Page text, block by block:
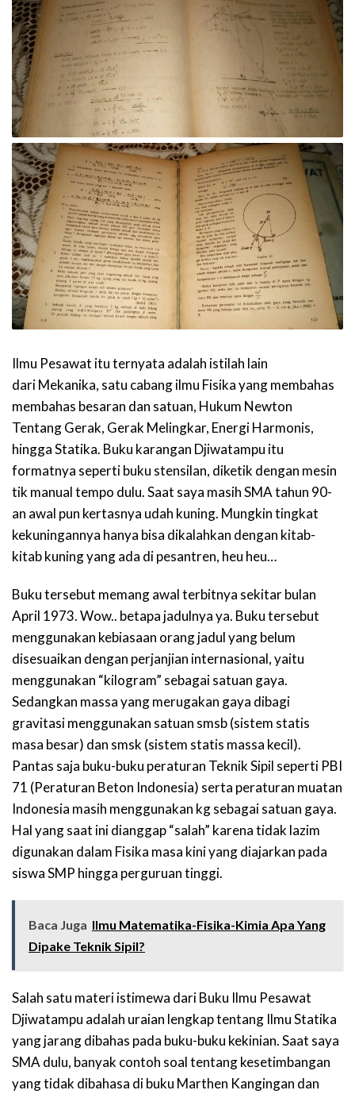
Ilmu Pesawat itu ternyata adalah istilah lain
dari Mekanika, satu cabang ilmu Fisika yang membahas
membahas besaran dan satuan, Hukum Newton
Tentang Gerak, Gerak Melingkar, Energi Harmonis,
hingga Statika. Buku karangan Djiwatampu itu
formatnya seperti buku stensilan, diketik dengan mesin
tik manual tempo dulu. Saat saya masih SMA tahun 90-
an awal pun kertasnya udah kuning. Mungkin tingkat
kekuningannya hanya bisa dikalahkan dengan kitab-
kitab kuning yang ada di pesantren, heu heu…
Buku tersebut memang awal terbitnya sekitar bulan
April 1973. Wow.. betapa jadulnya ya. Buku tersebut
menggunakan kebiasaan orang jadul yang belum
disesuaikan dengan perjanjian internasional, yaitu
menggunakan “kilogram” sebagai satuan gaya.
Sedangkan massa yang merugakan gaya dibagi
gravitasi menggunakan satuan smsb (sistem statis
masa besar) dan smsk (sistem statis massa kecil).
Pantas saja buku-buku peraturan Teknik Sipil seperti PBI
71 (Peraturan Beton Indonesia) serta peraturan muatan
Indonesia masih menggunakan kg sebagai satuan gaya.
Hal yang saat ini dianggap “salah” karena tidak lazim
digunakan dalam Fisika masa kini yang diajarkan pada
siswa SMP hingga perguruan tinggi.
Baca Juga Ilmu Matematika-Fisika-Kimia Apa Yang
Dipake Teknik Sipil?
Salah satu materi istimewa dari Buku Ilmu Pesawat
Djiwatampu adalah uraian lengkap tentang Ilmu Statika
yang jarang dibahas pada buku-buku kekinian. Saat saya
SMA dulu, banyak contoh soal tentang kesetimbangan
yang tidak dibahasa di buku Marthen Kangingan dan